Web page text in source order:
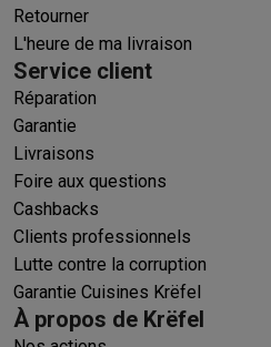
Retourner
L'heure de ma livraison
Service client
Réparation
Garantie
Livraisons
Foire aux questions
Cashbacks
Clients professionnels
Lutte contre la corruption
Garantie Cuisines Krëfel
À propos de Krëfel